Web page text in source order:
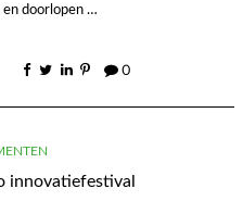
en doorlopen …
0
innovatiefestival